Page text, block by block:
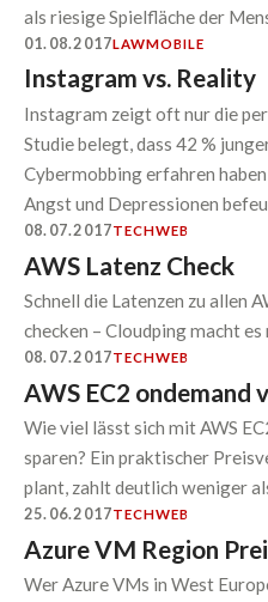
als riesige Spielfläche der
01.08.2017LAWMOBILE
Instagram vs. Reality
Instagram zeigt oft nur die
Studie belegt, dass 42 %
Cybermobbing erfahren
Angst und Depressionen
08.07.2017TECHWEB
AWS Latenz Check
Schnell die Latenzen zu allen
checken – Cloudping macht
08.07.2017TECHWEB
AWS EC2 ondemand
Wie viel lässt sich mit AWS
sparen? Ein praktischer
plant, zahlt deutlich weniger
25.06.2017TECHWEB
Azure VM Region
Wer Azure VMs in West